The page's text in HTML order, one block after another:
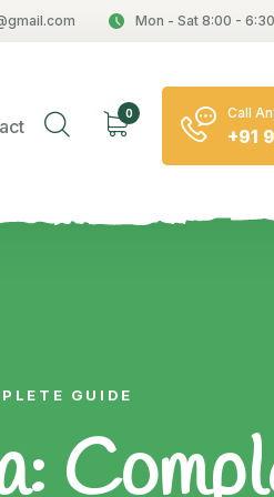
Mon - Sat 8:00 -
0 Call
+91
GUIDE